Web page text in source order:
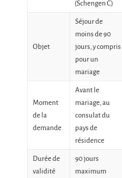
(Schengen C)
Objet
Séjour de
moins de 90
jours, y compris
pour un
mariage
Moment
de la
demande
Avant le
mariage, au
consulat du
pays de
résidence
Durée de
validité
90 jours
maximum